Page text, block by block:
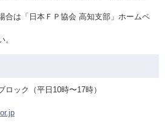
は「日本ＦＰ協会 高知支部」ホームペ
ック（平日10時〜17時）